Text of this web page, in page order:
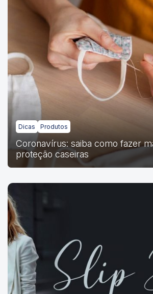
Dicas Produtos
Coronavírus: saiba como fazer
proteção caseiras